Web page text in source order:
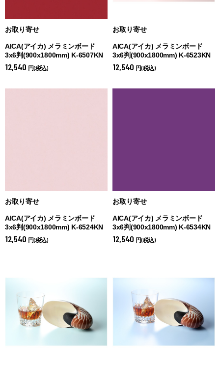
お取り寄せ
AICA(アイカ) メラミンボード
3x6判(900x1800mm) K-6507KN
12,540 円(税込)
お取り寄せ
AICA(アイカ) メラミンボード
3x6判(900x1800mm) K-6523KN
12,540 円(税込)
お取り寄せ
AICA(アイカ) メラミンボード
3x6判(900x1800mm) K-6524KN
12,540 円(税込)
お取り寄せ
AICA(アイカ) メラミンボード
3x6判(900x1800mm) K-6534KN
12,540 円(税込)